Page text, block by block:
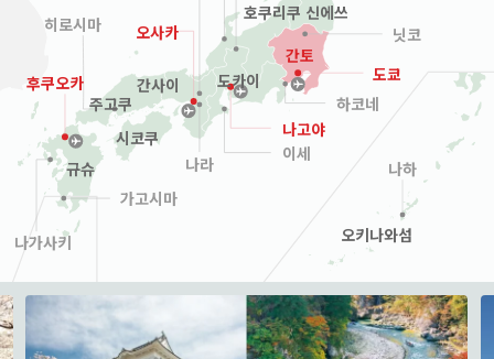
호쿠리쿠 신에쓰
간토
도카이
간사이
주고쿠
시코쿠
규슈
오키나와섬
도쿄
나고야
오사카
후쿠오카
닛코
하코네
이세
나라
히로시마
나가사키
가고시마
나하